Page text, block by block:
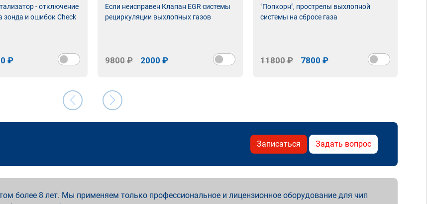
- отключение
зонда и ошибок Check
₽
Если неисправен Клапан EGR системы
рециркуляции выхлопных газов
9800 ₽ 2000 ₽
"Попкорн", прострелы выхлопной
системы на сбросе газа
11800 ₽ 7800 ₽
Записаться Задать вопрос
более 8 лет. Мы применяем только профессиональное и лицензионное оборудование для чип